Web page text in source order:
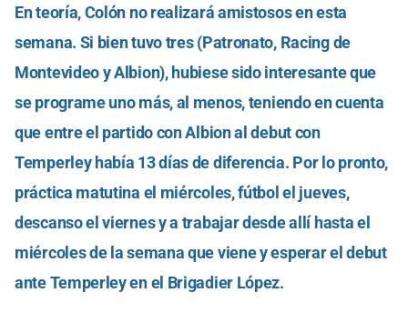
En teoría, Colón no realizará amistosos en esta
semana. Si bien tuvo tres (Patronato, Racing de
Montevideo y Albion), hubiese sido interesante que
se programe uno más, al menos, teniendo en cuenta
que entre el partido con Albion al debut con
Temperley había 13 días de diferencia. Por lo pronto,
práctica matutina el miércoles, fútbol el jueves,
descanso el viernes y a trabajar desde allí hasta el
miércoles de la semana que viene y esperar el debut
ante Temperley en el Brigadier López.